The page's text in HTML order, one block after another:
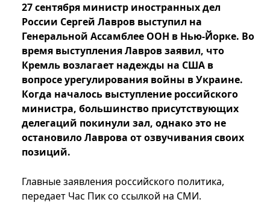
27 сентября министр иностранных дел
России Сергей Лавров выступил на
Генеральной Ассамблее ООН в Нью-Йорке. Во
время выступления Лавров заявил, что
Кремль возлагает надежды на США в
вопросе урегулирования войны в Украине.
Когда началось выступление российского
министра, большинство присутствующих
делегаций покинули зал, однако это не
остановило Лаврова от озвучивания своих
позиций.
Главные заявления российского политика,
передает Час Пик со ссылкой на СМИ.